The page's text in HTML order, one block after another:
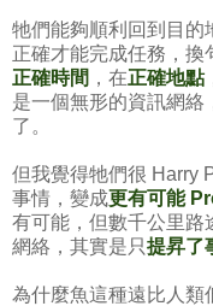
牠們能夠順利回到目的
正確才能完成任務，換
正確時間 ，在正確地點
是一個無形的資訊網絡
了。
但我覺得牠們很 Harry
事情，變成更有可能
有可能，但數千公里路
網絡，其實是只提昇了
為什麼魚這種遠比人類